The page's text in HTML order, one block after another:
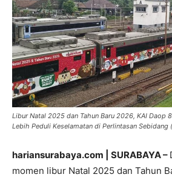
Libur Natal 2025 dan Tahun Baru 2026, KAI Daop
Lebih Peduli Keselamatan di Perlintasan Sebidang
hariansurabaya.com | SURABAYA –
momen libur Natal 2025 dan Tahun